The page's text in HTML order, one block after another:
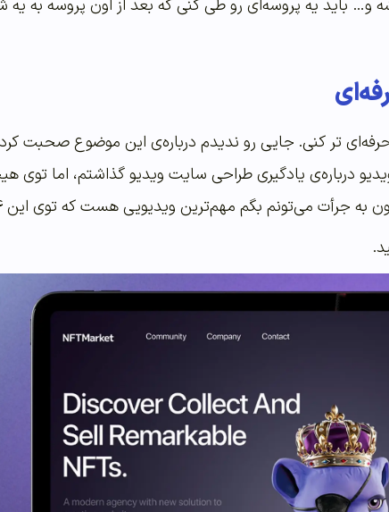
و… باید یه پروسه‌ای رو طی کنی که بعد از اون پروسه به
تر کنی. جایی رو ندیدم درباره‌ی این موضوع صحبت
طراحی سایت رو یادبگیر. حتی خود من چیزی حدود ۵۰۰ ویدیو درباره‌ی یادگیری طراحی سایت ویدیو گذاشتم،
می‌تونم بگم مهم‌ترین ویدیویی هست که توی این ۴ سال ضبط کردم.